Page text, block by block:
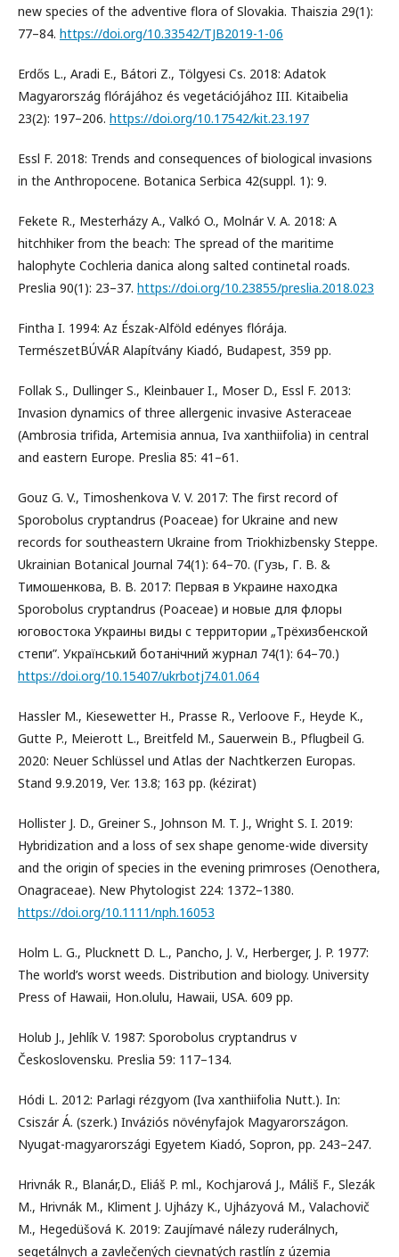
new species of the adventive flora of Slovakia. Thaiszia 29(1):
77–84. https://doi.org/10.33542/TJB2019-1-06
Erdős L., Aradi E., Bátori Z., Tölgyesi Cs. 2018: Adatok
Magyarország flórájához és vegetációjához III. Kitaibelia
23(2): 197–206. https://doi.org/10.17542/kit.23.197
Essl F. 2018: Trends and consequences of biological invasions
in the Anthropocene. Botanica Serbica 42(suppl. 1): 9.
Fekete R., Mesterházy A., Valkó O., Molnár V. A. 2018: A
hitchhiker from the beach: The spread of the maritime
halophyte Cochleria danica along salted continetal roads.
Preslia 90(1): 23–37. https://doi.org/10.23855/preslia.2018.023
Fintha I. 1994: Az Észak-Alföld edényes flórája.
TermészetBÚVÁR Alapítvány Kiadó, Budapest, 359 pp.
Follak S., Dullinger S., Kleinbauer I., Moser D., Essl F. 2013:
Invasion dynamics of three allergenic invasive Asteraceae
(Ambrosia trifida, Artemisia annua, Iva xanthiifolia) in central
and eastern Europe. Preslia 85: 41–61.
Gouz G. V., Timoshenkova V. V. 2017: The first record of
Sporobolus cryptandrus (Poaceae) for Ukraine and new
records for southeastern Ukraine from Triokhizbensky Steppe.
Ukrainian Botanical Journal 74(1): 64–70. (Гузь, Г. В. &
Тимошенкова, В. В. 2017: Первая в Украине находка
Sporobolus cryptandrus (Poaceae) и новые для флоры
юговостока Украины виды с территории „Трёхизбенской
степи”. Укрaïнський ботaнiчний журнaл 74(1): 64–70.)
https://doi.org/10.15407/ukrbotj74.01.064
Hassler M., Kiesewetter H., Prasse R., Verloove F., Heyde K.,
Gutte P., Meierott L., Breitfeld M., Sauerwein B., Pflugbeil G.
2020: Neuer Schlüssel und Atlas der Nachtkerzen Europas.
Stand 9.9.2019, Ver. 13.8; 163 pp. (kézirat)
Hollister J. D., Greiner S., Johnson M. T. J., Wright S. I. 2019:
Hybridization and a loss of sex shape genome-wide diversity
and the origin of species in the evening primroses (Oenothera,
Onagraceae). New Phytologist 224: 1372–1380.
https://doi.org/10.1111/nph.16053
Holm L. G., Plucknett D. L., Pancho, J. V., Herberger, J. P. 1977:
The world’s worst weeds. Distribution and biology. University
Press of Hawaii, Hon.olulu, Hawaii, USA. 609 pp.
Holub J., Jehlík V. 1987: Sporobolus cryptandrus v
Československu. Preslia 59: 117–134.
Hódi L. 2012: Parlagi rézgyom (Iva xanthiifolia Nutt.). In:
Csiszár Á. (szerk.) Inváziós növényfajok Magyarországon.
Nyugat-magyarországi Egyetem Kiadó, Sopron, pp. 243–247.
Hrivnák R., Blanár,D., Eliáš P. ml., Kochjarová J., Máliš F., Slezák
M., Hrivnák M., Kliment J. Ujházy K., Ujházyová M., Valachovič
M., Hegedüšová K. 2019: Zaujímavé nálezy ruderálnych,
segetálnych a zavlečených cievnatých rastlín z územia